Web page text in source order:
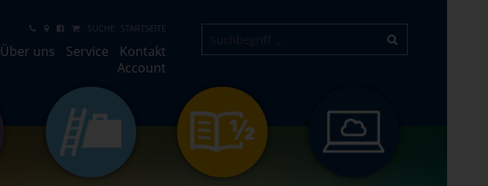
SUCHE STARTSEITE
Über uns Service
Kontakt
Account